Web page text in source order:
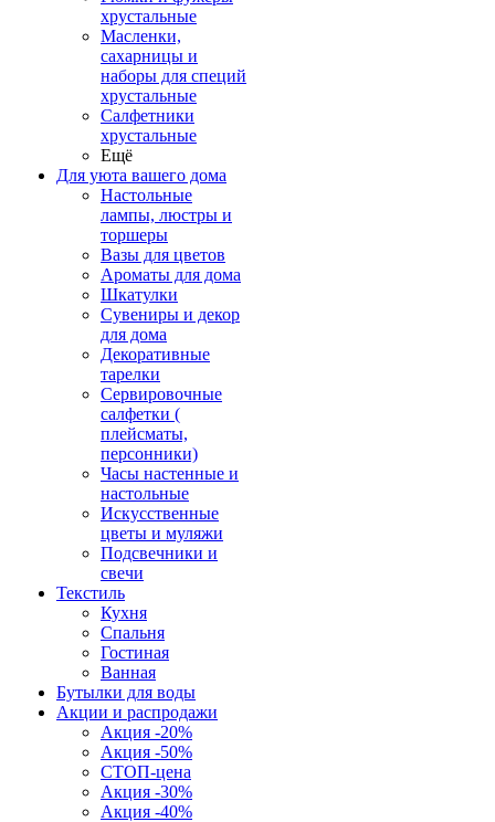
хрустальные
Масленки,
сахарницы и
наборы для специй
хрустальные
Салфетники
хрустальные
Ещё
Для уюта вашего дома
Настольные
лампы, люстры и
торшеры
Вазы для цветов
Ароматы для дома
Шкатулки
Сувениры и декор
для дома
Декоративные
тарелки
Сервировочные
салфетки (
плейсматы,
персонники)
Часы настенные и
настольные
Искусственные
цветы и муляжи
Подсвечники и
свечи
Текстиль
Кухня
Спальня
Гостиная
Ванная
Бутылки для воды
Акции и распродажи
Акция -20%
Акция -50%
СТОП-цена
Акция -30%
Акция -40%